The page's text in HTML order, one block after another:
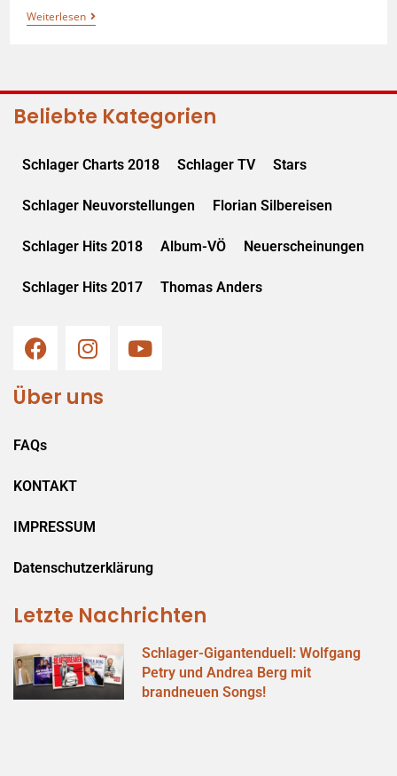
Weiterlesen
Beliebte Kategorien
Schlager Charts 2018 Schlager TV Stars
Schlager Neuvorstellungen Florian Silbereisen
Schlager Hits 2018 Album-VÖ Neuerscheinungen
Schlager Hits 2017 Thomas Anders
Über uns
FAQs
KONTAKT
IMPRESSUM
Datenschutzerklärung
Letzte Nachrichten
Schlager-Gigantenduell: Wolfgang
Petry und Andrea Berg mit
brandneuen Songs!